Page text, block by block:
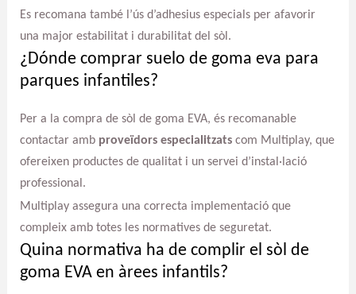
Es recomana també l’ús d’adhesius especials per afavorir
una major estabilitat i durabilitat del sòl.
¿Dónde comprar suelo de goma eva para
parques infantiles?
Per a la compra de sòl de goma EVA, és recomanable
contactar amb proveïdors especialitzatscom Multiplay, que
ofereixen productes de qualitat i un servei d’instal·lació
professional.
Multiplay assegura una correcta implementació que
compleix amb totes les normatives de seguretat.
Quina normativa ha de complir el sòl de
goma EVA en àrees infantils?